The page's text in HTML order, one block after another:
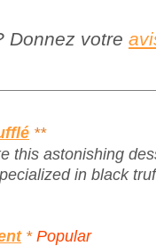
Donnez votre
**
this astonishing
in black
* Popular